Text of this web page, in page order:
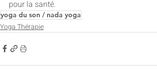
pour la santé.
yoga du son / nada yoga
Yoga Thérapie